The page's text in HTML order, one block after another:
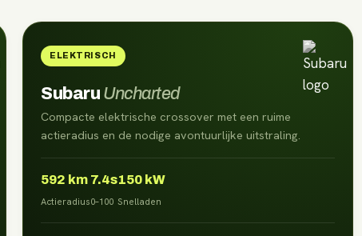
ELEKTRISCH
Subaru Uncharted
Compacte elektrische crossover met een ruime
actieradius en de nodige avontuurlijke uitstraling.
592 km
Actieradius
7.4s
0–100
150 kW
Snelladen